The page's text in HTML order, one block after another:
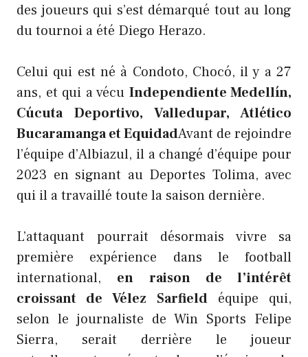
des joueurs qui s’est démarqué tout au long
du tournoi a été Diego Herazo.
Celui qui est né à Condoto, Chocó, il y a 27
ans, et qui a vécu Independiente Medellín,
Cúcuta Deportivo, Valledupar, Atlético
Bucaramanga et EquidadAvant de rejoindre
l’équipe d’Albiazul, il a changé d’équipe pour
2023 en signant au Deportes Tolima, avec
qui il a travaillé toute la saison dernière.
L’attaquant pourrait désormais vivre sa
première expérience dans le football
international, en raison de l’intérêt
croissant de Vélez Sarfieldéquipe qui,
selon le journaliste de Win Sports Felipe
Sierra, serait derrière le joueur